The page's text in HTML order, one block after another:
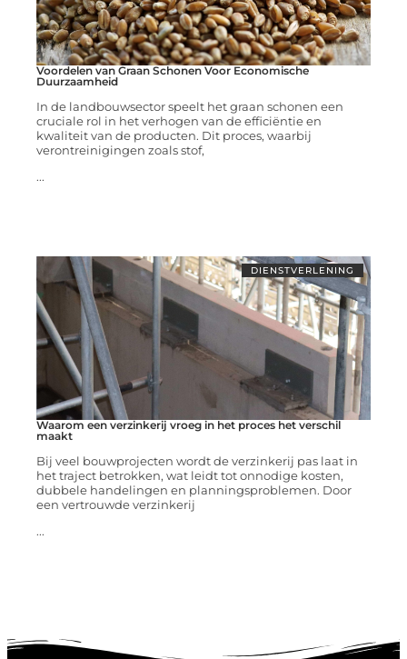
Voordelen van Graan Schonen Voor Economische
Duurzaamheid
In de landbouwsector speelt het graan schonen een
cruciale rol in het verhogen van de efficiëntie en
kwaliteit van de producten. Dit proces, waarbij
verontreinigingen zoals stof,
...
DIENSTVERLENING
Waarom een verzinkerij vroeg in het proces het verschil
maakt
Bij veel bouwprojecten wordt de verzinkerij pas laat in
het traject betrokken, wat leidt tot onnodige kosten,
dubbele handelingen en planningsproblemen. Door
een vertrouwde verzinkerij
...